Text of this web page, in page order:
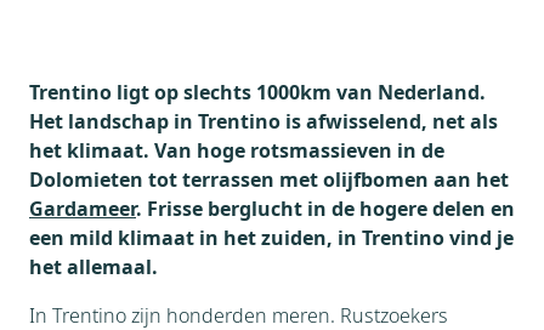
Trentino ligt op slechts 1000km van Nederland.
Het landschap in Trentino is afwisselend, net als
het klimaat. Van hoge rotsmassieven in de
Dolomieten tot terrassen met olijfbomen aan het
Gardameer. Frisse berglucht in de hogere delen en
een mild klimaat in het zuiden, in Trentino vind je
het allemaal.
In Trentino zijn honderden meren. Rustzoekers